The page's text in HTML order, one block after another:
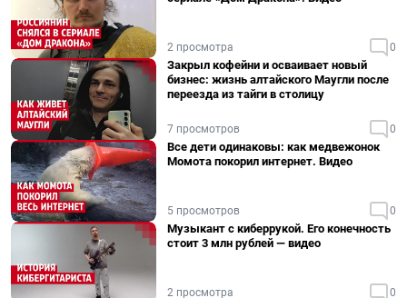
2 просмотра 0
Закрыл кофейни и осваивает новый
бизнес: жизнь алтайского Маугли после
переезда из тайги в столицу
7 просмотров 0
Все дети одинаковы: как медвежонок
Момота покорил интернет. Видео
5 просмотров 0
Музыкант с киберрукой. Его конечность
стоит 3 млн рублей — видео
2 просмотра 0